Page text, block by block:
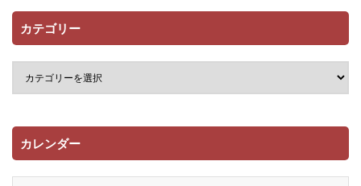
カテゴリー
カレンダー